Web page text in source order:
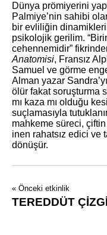
Dünya prömiyerini
Palmiye’nin sahibi
bir evliliğin
psikolojik gerilim.
cehennemidir”
Anatomisi, Fransız
Samuel ve görme
Alman yazar
ölür fakat soruşturma
mı kaza mı olduğu
suçlamasıyla
mahkeme süreci,
inen rahatsız edici ve
dönüşür.
« Önceki etkinlik
TEREDDÜT